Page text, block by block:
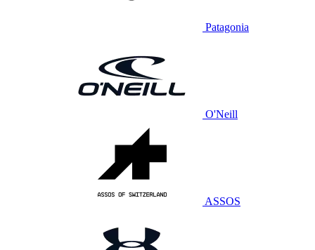
Patagonia
O'Neill
ASSOS